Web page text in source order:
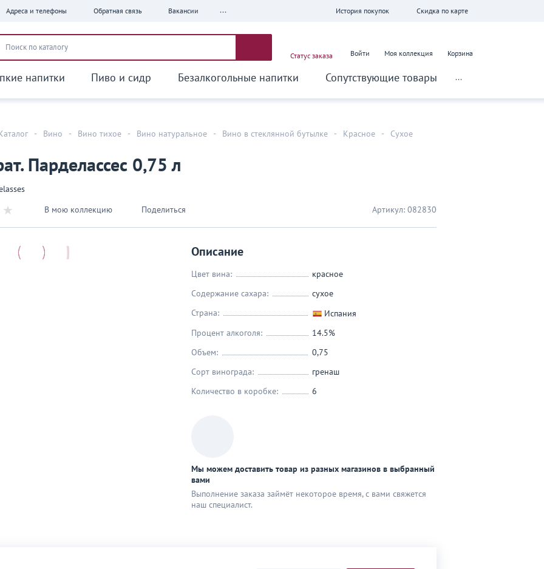
Адреса и телефоны Обратная связь Вакансии ... История покупок Скидка по карте
Статус заказа Войти Моя коллекция Корзина
напитки Пиво и сидр Безалкогольные напитки Сопутствующие товары ...
- Вино - Вино тихое - Вино натуральное - Вино в стеклянной бутылке - Красное - Сухое
Парделассес 0,75 л
В мою коллекцию
Поделиться Артикул: 082830
Описание
Цвет вина:
красное
Содержание сахара:
сухое
Страна:
Испания
Процент алкоголя:
14.5%
Объем:
0,75
Сорт винограда:
гренаш
Количество в коробке:
6
Мы можем доставить товар из разных магазинов в выбранный
вами
Выполнение заказа займёт некоторое время, с вами свяжется
наш специaлист.